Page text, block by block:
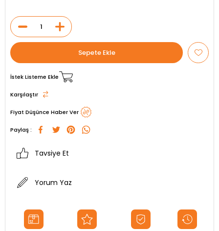
İstek Listeme Ekle
Karşılaştır
Fiyat Düşünce Haber Ver
Paylaş :
Tavsiye Et
Yorum Yaz